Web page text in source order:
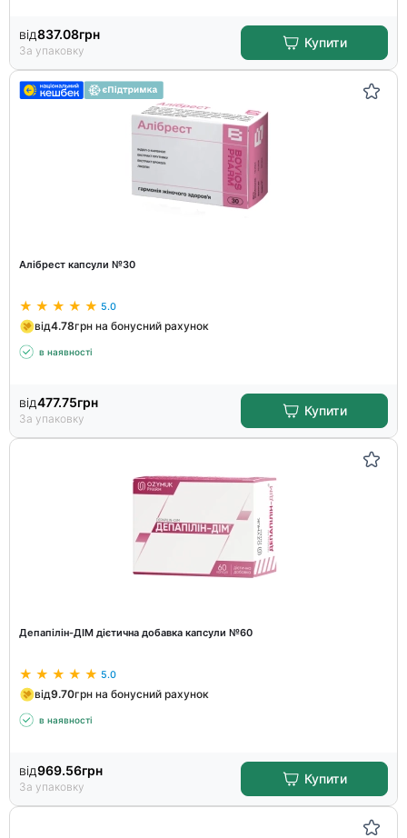
від837.08грн
За упаковку
Купити
Алібрест капсули №30
5.0
від4.78грн на бонусний рахунок
в наявності
від477.75грн
За упаковку
Купити
Депапілін-ДІМ дієтична добавка капсули №60
5.0
від9.70грн на бонусний рахунок
в наявності
від969.56грн
За упаковку
Купити